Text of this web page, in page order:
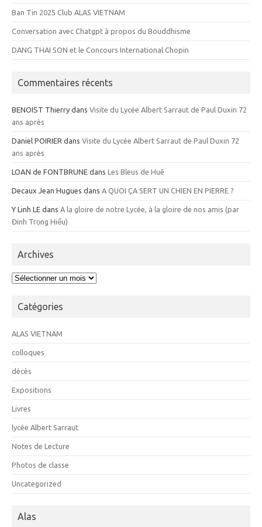
Ban Tin 2025 Club ALAS VIETNAM
Conversation avec Chatgpt à propos du Bouddhisme
DANG THAI SON et le Concours International Chopin
Commentaires récents
BENOIST Thierry dans Visite du Lycée Albert Sarraut de Paul Duxin 72
ans après
Daniel POIRIER dans Visite du Lycée Albert Sarraut de Paul Duxin 72
ans après
LOAN de FONTBRUNE dans Les Bleus de Huê
Decaux Jean Hugues dans A QUOI ÇA SERT UN CHIEN EN PIERRE ?
Y Linh LE dans A la gloire de notre Lycée, à la gloire de nos amis (par
Đinh Trọng Hiếu)
Archives
Archives
Catégories
ALAS VIETNAM
colloques
décès
Expositions
Livres
lycée Albert Sarraut
Notes de Lecture
Photos de classe
Uncategorized
Alas